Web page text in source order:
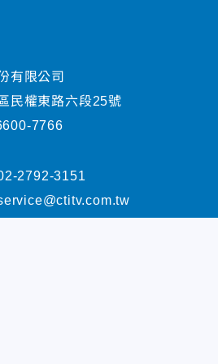
有限公司
民權東路六段25號
7766
2792-3151